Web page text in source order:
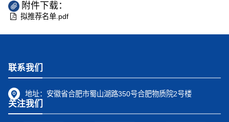
附件下载：
拟推荐名单.pdf
联系我们
地址： 安徽省合肥市蜀山湖路350号合肥物质院2号楼
关注我们